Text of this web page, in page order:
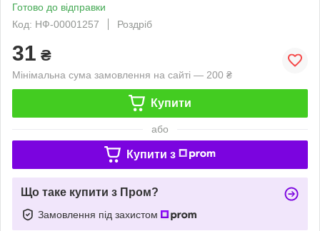
Готово до відправки
Код: НФ-00001257
Роздріб
31 ₴
Мінімальна сума замовлення на сайті — 200 ₴
Купити
або
Купити з
Що таке купити з Пром?
Замовлення під захистом